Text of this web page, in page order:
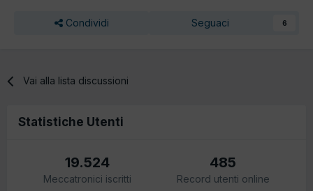
Condividi Seguaci 6
Vai alla lista discussioni
Statistiche Utenti
19.524
Meccatronici iscritti
485
Record utenti online